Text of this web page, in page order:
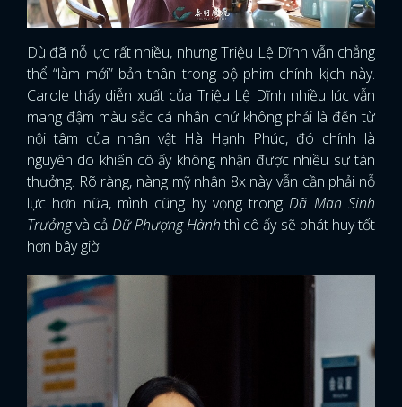
Dù đã nỗ lực rất nhiều, nhưng Triệu Lệ Dĩnh vẫn chẳng
thể “làm mới” bản thân trong bộ phim chính kịch này.
Carole thấy diễn xuất của Triệu Lệ Dĩnh nhiều lúc vẫn
mang đậm màu sắc cá nhân chứ không phải là đến từ
nội tâm của nhân vật Hà Hạnh Phúc, đó chính là
nguyên do khiến cô ấy không nhận được nhiều sự tán
thưởng. Rõ ràng, nàng mỹ nhân 8x này vẫn cần phải nỗ
lực hơn nữa, mình cũng hy vọng trongDã Man Sinh
Trưởngvà cả Dữ Phượng Hành thì cô ấy sẽ phát huy tốt
hơn bây giờ.